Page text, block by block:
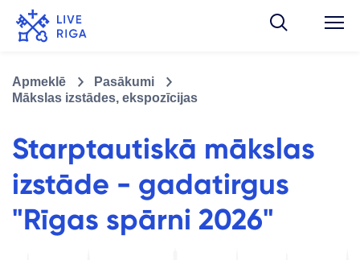
Apmeklē
Pasākumi
Mākslas izstādes, ekspozīcijas
Starptautiskā mākslas
izstāde - gadatirgus
"Rīgas spārni 2026"